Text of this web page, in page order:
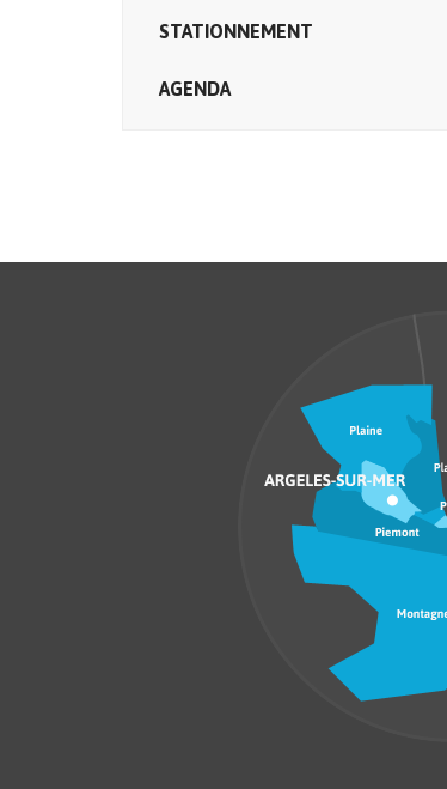
STATIONNEMENT
AGENDA